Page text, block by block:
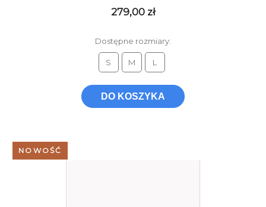
279,00 zł
Dostępne rozmiary:
S M L
DO KOSZYKA
NOWOŚĆ